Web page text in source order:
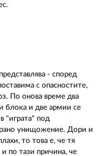
- според
с опасностите,
По онова време два
блока и две армии се
"играта" под
унищожение. Дори и
то това е, че тя
и по тази причина, че